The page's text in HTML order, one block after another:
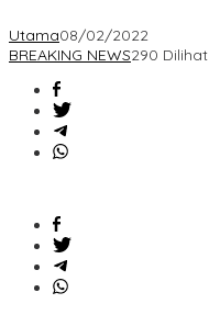
Utama08/02/2022
BREAKING NEWS290 Dilihat